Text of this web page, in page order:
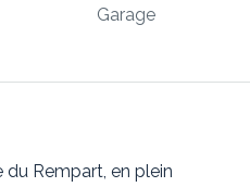
Garage
du Rempart, en plein